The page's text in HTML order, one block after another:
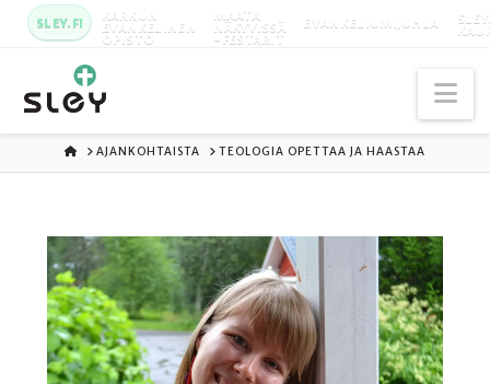
SLEY.FI KARKUN
EVANKELINEN
OPISTO
MAATA
NÄKYVISSÄ
-FESTARIT
EVANKELIUMIJUHLA
ETUSIVU
AJANKOHTAISTA TEOLOGIA OPETTAA JA HAASTAA